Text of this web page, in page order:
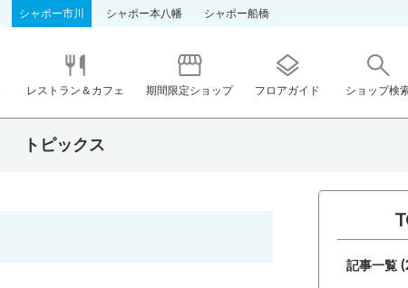
シャポー市川 シャポー本八幡 シャポー船橋
レストラン＆カフェ 期間限定ショップ フロアガイド ショップ検
トピックス
記事一覧